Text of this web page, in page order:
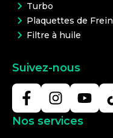
Turbo
Plaquettes de Frein
Filtre à huile
Suivez-nous
Nos services